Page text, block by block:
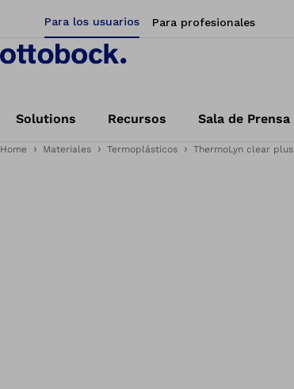
Para los usuarios Para profesionales
Solutions Recursos Sala de Prensa
Home Materiales Termoplásticos ThermoLyn clear plus